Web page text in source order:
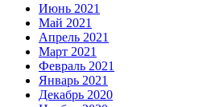
Июнь 2021
Май 2021
Апрель 2021
Март 2021
Февраль 2021
Январь 2021
Декабрь 2020